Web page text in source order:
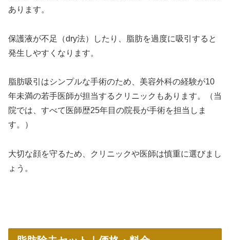
あります。
保護液が不足（dry法）したり、脂肪を過度に吸引すると
発生しやすくなります。
脂肪吸引はシンプルな手術のため、美容外科の経験が10
年未満の若手医師が担当するクリニックもあります。（当
院では、すべて医師歴25年目の院長が手術を担当しま
す。）
大切な顔を守るため、クリニックや医師は慎重に選びまし
ょう。